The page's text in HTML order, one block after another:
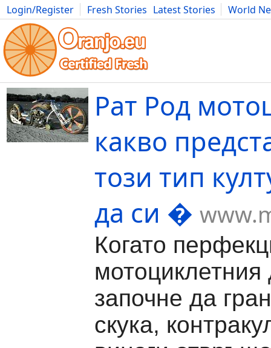
Login/Register Fresh Stories Latest Stories
World
Movies Anime Music Art Cars Advice Science
Рат Род
какво
този тип
да си �
Когато
мотоциклетния
започне да
скука,